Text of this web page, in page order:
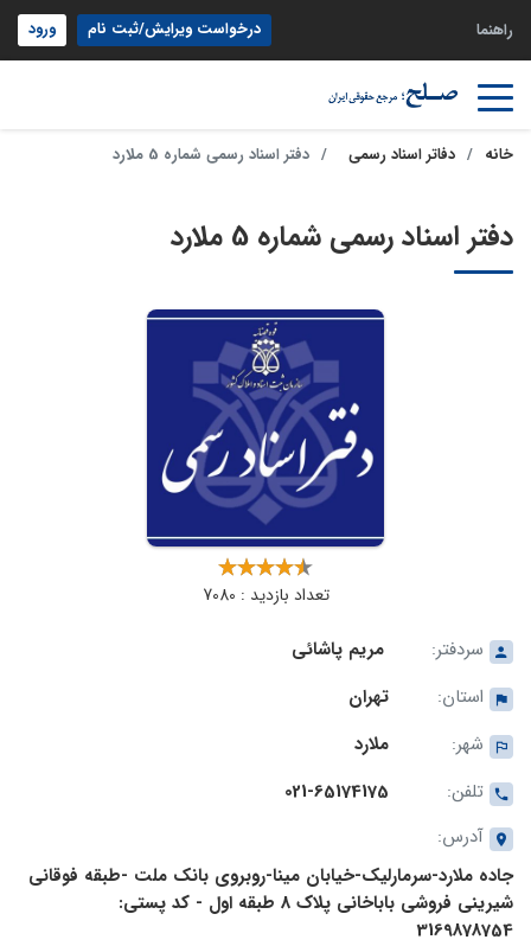
راهنما درخواست ویرایش/ثبت نام ورود
خانه دفاتر اسناد رسمی دفتر اسناد رسمی شماره 5 ملارد
دفتر اسناد رسمی شماره 5 ملارد
تعداد بازدید : 7080
سردفتر:
مریم پاشائی
استان:
تهران
شهر:
ملارد
تلفن:
021-65174175
آدرس:
جاده ملارد-سرمارلیک-خیابان مینا-روبروی بانک ملت -طبقه فوقانی
شیرینی فروشی باباخانی پلاک 8 طبقه اول - کد پستی:
3169878754